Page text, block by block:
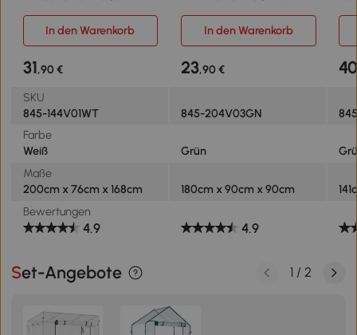
Stahlrahmen,
Kunststoffplane, weiß, 200
Foliengewächshaus aus
Stahl, Treibhaus für Balkon,
180x90x90cm,
Grün
cm
In den Warenkorb In den Warenkorb
31,90 € 23,90 €
SKU
845-144V01WT
845-204V03GN
Farbe
Weiß
Grün
Maße
200cm x 76cm x 168cm
180cm x 90cm x 90cm
Bewertungen
4.9 4.9
Set-Angebote 1 / 2